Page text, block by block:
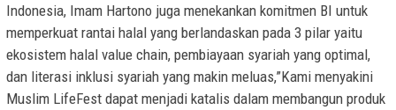
Indonesia, Imam Hartono juga menekankan komitmen BI untuk
memperkuat rantai halal yang berlandaskan pada 3 pilar yaitu
ekosistem halal value chain, pembiayaan syariah yang optimal,
dan literasi inklusi syariah yang makin meluas,”Kami menyakini
Muslim LifeFest dapat menjadi katalis dalam membangun produk